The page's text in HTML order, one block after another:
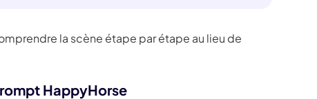
la scène étape par étape au lieu de
HappyHorse